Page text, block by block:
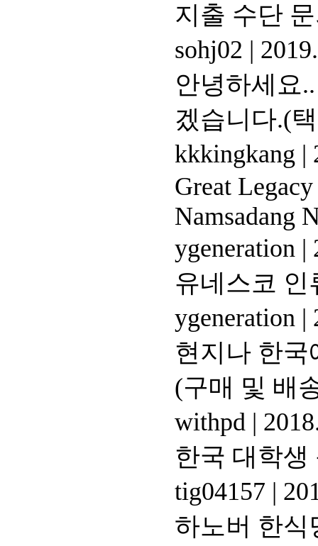
지출 수단
sohj02 |
안녕하세요
겠습니다.(
kkkingkang |
Great
Namsadang
ygeneration |
유네스코
ygeneration |
현지나 한국
(구매 및 배
withpd |
한국 대학생
tig04157 |
하노버 한식